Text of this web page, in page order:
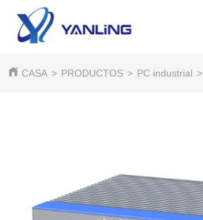
CASA > PRODUCTOS > PC industrial >